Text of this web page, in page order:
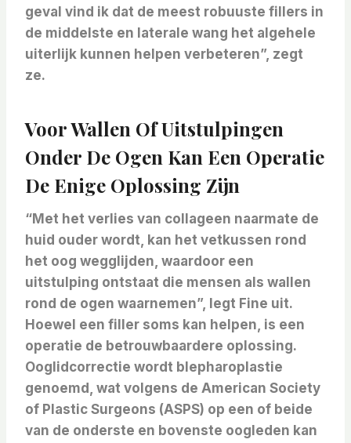
geval vind ik dat de meest robuuste fillers in
de middelste en laterale wang het algehele
uiterlijk kunnen helpen verbeteren”, zegt
ze.
Voor Wallen Of Uitstulpingen
Onder De Ogen Kan Een Operatie
De Enige Oplossing Zijn
“Met het verlies van collageen naarmate de
huid ouder wordt, kan het vetkussen rond
het oog wegglijden, waardoor een
uitstulping ontstaat die mensen als wallen
rond de ogen waarnemen”, legt Fine uit.
Hoewel een filler soms kan helpen, is een
operatie de betrouwbaardere oplossing.
Ooglidcorrectie wordt blepharoplastie
genoemd, wat volgens de American Society
of Plastic Surgeons (ASPS) op een of beide
van de onderste en bovenste oogleden kan